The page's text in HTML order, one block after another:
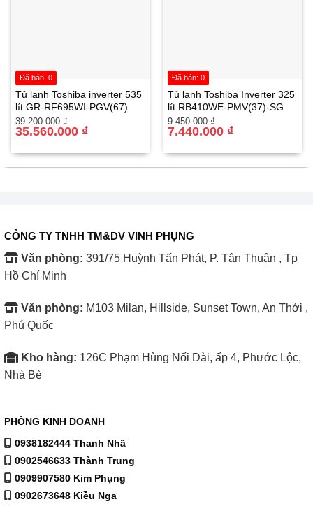
Tiện ích
Không tạo khói khi nướng, giúp không gian bếp luôn
sạch sẽ và không bị ám mùi.
Chân đế chống trượt giúp lò đứng vững khi hoạt động.
Phụ kiện đi kèm đầy đủ gồm tay nắm khay nướng, xiên
quay, vỉ nướng và khay nướng, hỗ trợ người dùng tối đa
khi chế biến món ăn.
Lò nướng điện Alaska KW-90C 90 lít là sự kết hợp hoàn
hảo giữa công nghệ hiện đại, thiết kế tinh tế và hiệu
Tủ lạnh Toshiba inverter 535
lít GR-RF695WI-PGV(67)
39.200.000₫
Giá
gốc
35.560.000 ₫
Giá
hiện
35.560.000 ₫.
Đã bán: 0
Tủ lạnh Toshiba Inverter 325
lít RB410WE-PMV(37)-SG
9.450.000₫
Giá
gốc
7.440.000 ₫
Giá
hiện
7.440.000 ₫.
Đã bán: 0
CÔNG TY TNHH TM&DV VINH PHỤNG
Văn phòng: 391/75 Huỳnh Tấn Phát, P. Tân Thuận , Tp
Hồ Chí Minh
Văn phòng: M103 Milan, Hillside, Sunset Town, An Thới ,
Phú Quốc
Kho hàng: 126C Phạm Hùng Nối Dài, ấp 4, Phước Lộc,
Nhà Bè
PHÒNG KINH DOANH
0938182444 Thanh Nhã
0902546633 Thành Trung
0909907580 Kim Phụng
0902673648 Kiều Nga